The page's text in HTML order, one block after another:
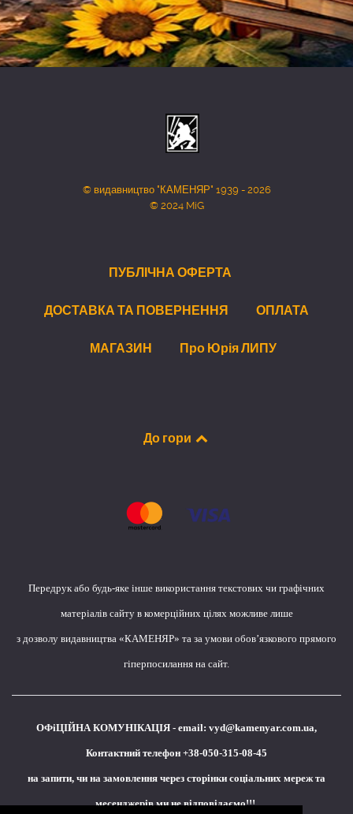
© видавництво "КАМЕНЯР" 1939 - 2026
© 2024 MiG
ПУБЛІЧНА ОФЕРТА
ДОСТАВКА ТА ПОВЕРНЕННЯ ОПЛАТА
МАГАЗИН Про Юрія ЛИПУ
До гори
Передрук або будь-яке інше використання текстових чи графічних
матеріалів сайту в комерційних цілях можливе лише
з дозволу видавництва «КАМЕНЯР» та за умови обов’язкового прямого
гіперпосилання на сайт.
ОФіЦІЙНА КОМУНІКАЦІЯ - email: vyd@kamenyar.com.ua,
Контактний телефон +38-050-315-08-45
на запити, чи на замовлення через сторінки соціальних мереж та
месенджерів ми не відповідаємо!!!